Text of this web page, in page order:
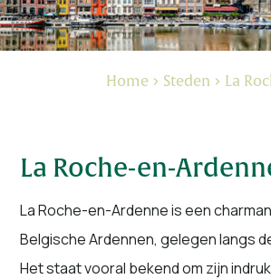
Home Steden La
La Roche-en-
La Roche-en-Ardenne is een
Belgische Ardennen, gelegen langs
Het staat vooral bekend om zijn